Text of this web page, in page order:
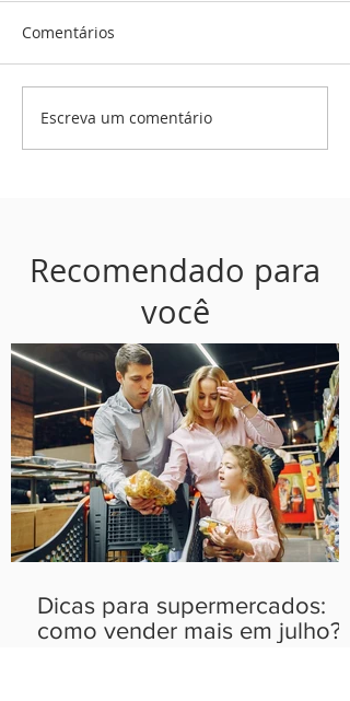
Comentários
Escreva um comentário
Recomendado para
você
Dicas para supermercados:
como vender mais em julho?